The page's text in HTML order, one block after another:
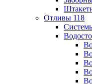
Отливы 118